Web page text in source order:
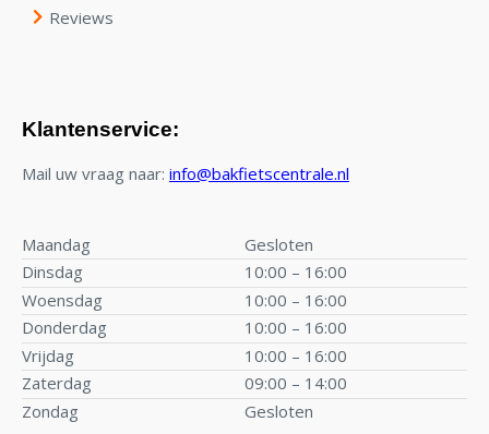
Reviews
Klantenservice:
Mail uw vraag naar: info@bakfietscentrale.nl
Maandag
Gesloten
Dinsdag
10:00 – 16:00
Woensdag
10:00 – 16:00
Donderdag
10:00 – 16:00
Vrijdag
10:00 – 16:00
Zaterdag
09:00 – 14:00
Zondag
Gesloten